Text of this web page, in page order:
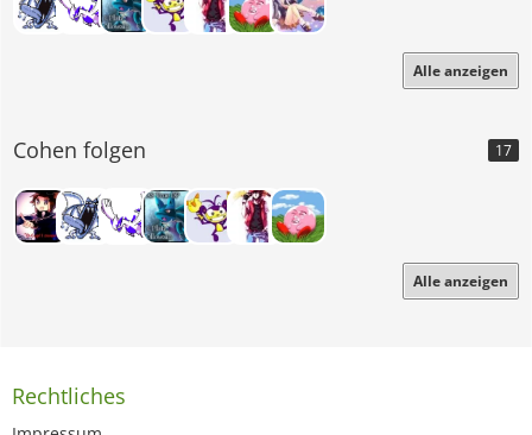
Alle anzeigen
Cohen folgen 17
Alle anzeigen
Rechtliches